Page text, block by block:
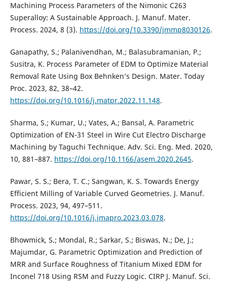
Machining Process Parameters of the Nimonic C263
Superalloy: A Sustainable Approach. J. Manuf. Mater.
Process. 2024, 8 (3). https://doi.org/10.3390/jmmp8030126.
Ganapathy, S.; Palanivendhan, M.; Balasubramanian, P.;
Susitra, K. Process Parameter of EDM to Optimize Material
Removal Rate Using Box Behnken’s Design. Mater. Today
Proc. 2023, 82, 38–42.
https://doi.org/10.1016/j.matpr.2022.11.148.
Sharma, S.; Kumar, U.; Vates, A.; Bansal, A. Parametric
Optimization of EN-31 Steel in Wire Cut Electro Discharge
Machining by Taguchi Technique. Adv. Sci. Eng. Med. 2020,
10, 881–887. https://doi.org/10.1166/asem.2020.2645.
Pawar, S. S.; Bera, T. C.; Sangwan, K. S. Towards Energy
Efficient Milling of Variable Curved Geometries. J. Manuf.
Process. 2023, 94, 497–511.
https://doi.org/10.1016/j.jmapro.2023.03.078.
Bhowmick, S.; Mondal, R.; Sarkar, S.; Biswas, N.; De, J.;
Majumdar, G. Parametric Optimization and Prediction of
MRR and Surface Roughness of Titanium Mixed EDM for
Inconel 718 Using RSM and Fuzzy Logic. CIRP J. Manuf. Sci.